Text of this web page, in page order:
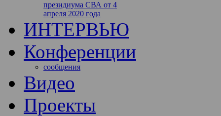
президиума СВА от 4
апреля 2020 года
ИНТЕРВЬЮ
Конференции
сообщения
Видео
Проекты